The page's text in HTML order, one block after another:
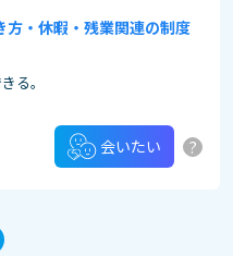
・休暇・残業関連の制度
る。
会いたい ?